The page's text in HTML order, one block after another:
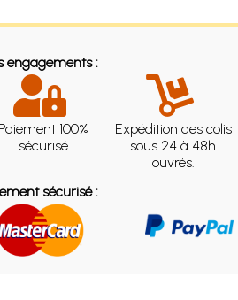
engagements :
Paiement 100%
sécurisé
Expédition des colis
sous 24 à 48h
ouvrés.
sécurisé :